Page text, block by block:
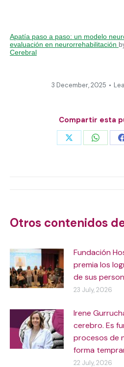
Apatía paso a paso: un modelo
evaluación en neurorrehabilitación
Cerebral
3 December, 2025
Compartir esta
Share Share
Otros contenidos
Fundación
premia los
de sus
23 July, 2026
Irene
cerebro. Es
procesos de
forma
22 July, 2026